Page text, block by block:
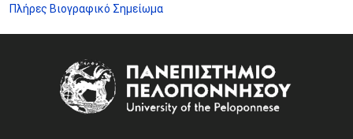
Πλήρες Βιογραφικό Σημείωμα